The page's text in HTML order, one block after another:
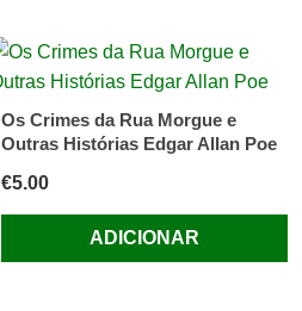
Os Crimes da Rua Morgue e
Outras Histórias Edgar Allan Poe
€5.00
ADICIONAR